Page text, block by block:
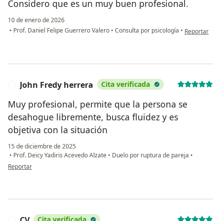
Considero que es un muy buen profesional.
10 de enero de 2026
• Prof. Daniel Felipe Guerrero Valero • Consulta por psicología • en opinión
Reportar
John Fredy herrera Cita verificada
Muy profesional, permite que la persona se
desahogue libremente, busca fluidez y es
objetiva con la situación
15 de diciembre de 2025
• Prof. Deicy Yadiris Acevedo Alzate • Duelo por ruptura de pareja •
en opinión del usuario John Fredy herrera
Reportar
Cita verificada